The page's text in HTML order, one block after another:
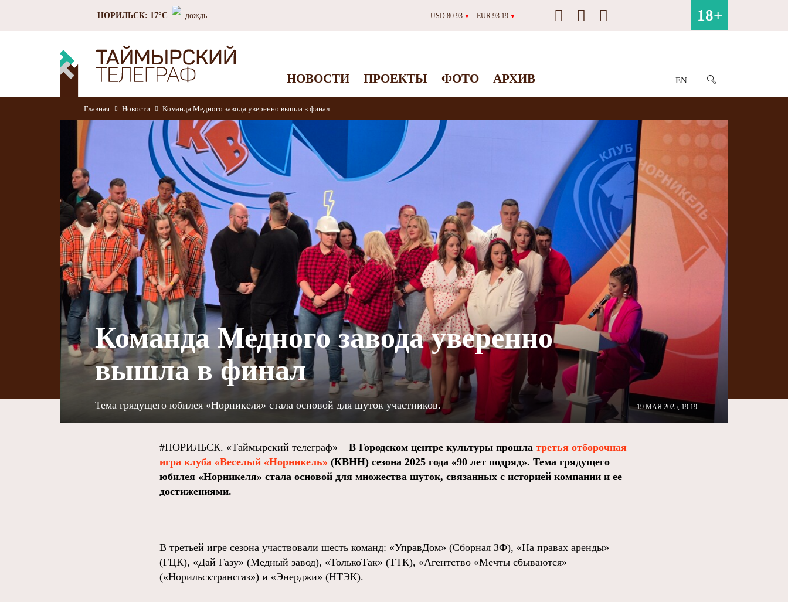
НОРИЛЬСК: 17°C дождь USD 80.93 ▼ EUR 93.19 ▼ 18+
НОВОСТИ ПРОЕКТЫ ФОТО АРХИВ EN
Главная Новости Команда Медного завода уверенно вышла в финал
Команда Медного завода уверенно
вышла в финал
19 МАЯ 2025, 19:19
Тема грядущего юбилея «Норникеля» стала основой для шуток участников.
#НОРИЛЬСК. «Таймырский телеграф» – В Городском центре культуры прошла третья отборочная
игра клуба «Веселый «Норникель» (КВНН) сезона 2025 года «90 лет подряд». Тема грядущего
юбилея «Норникеля» стала основой для множества шуток, связанных с историей компании и ее
достижениями.
В третьей игре сезона участвовали шесть команд: «УправДом» (Сборная ЗФ), «На правах аренды»
(ГЦК), «Дай Газу» (Медный завод), «ТолькоТак» (ТТК), «Агентство «Мечты сбываются»
(«Норильсктрансгаз») и «Энерджи» (НТЭК).